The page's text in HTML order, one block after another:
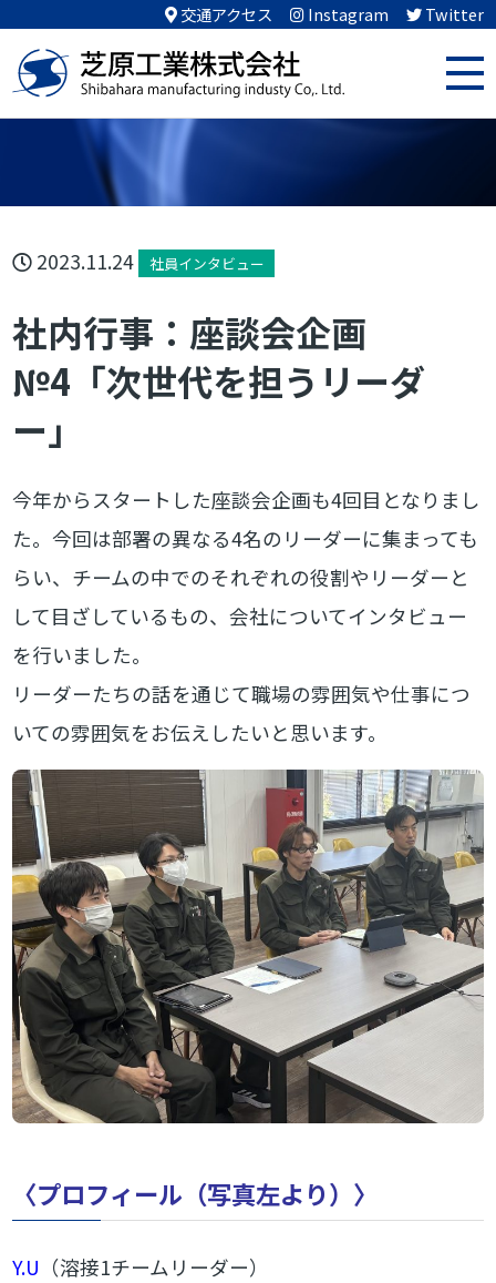
交通アクセス Instagram Twitter
2023.11.24 社員インタビュー
社内行事：座談会企画
№4「次世代を担うリーダ
ー」
今年からスタートした座談会企画も4回目となりまし
た。今回は部署の異なる4名のリーダーに集まっても
らい、チームの中でのそれぞれの役割やリーダーと
して目ざしているもの、会社についてインタビュー
を行いました。
リーダーたちの話を通じて職場の雰囲気や仕事につ
いての雰囲気をお伝えしたいと思います。
〈プロフィール（写真左より）〉
Y.U （溶接1チームリーダー）